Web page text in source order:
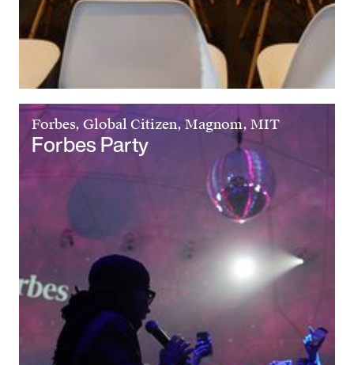
Forbes, Global Citizen, Magnom, MIT
Forbes Party